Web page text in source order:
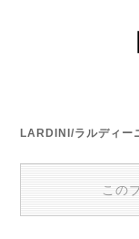
LARDINI/ラルディー
この